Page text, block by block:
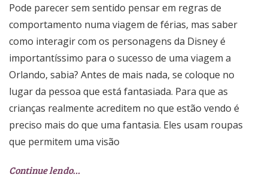
Pode parecer sem sentido pensar em regras de
comportamento numa viagem de férias, mas saber
como interagir com os personagens da Disney é
importantíssimo para o sucesso de uma viagem a
Orlando, sabia? Antes de mais nada, se coloque no
lugar da pessoa que está fantasiada. Para que as
crianças realmente acreditem no que estão vendo é
preciso mais do que uma fantasia. Eles usam roupas
que permitem uma visão
Continue lendo…